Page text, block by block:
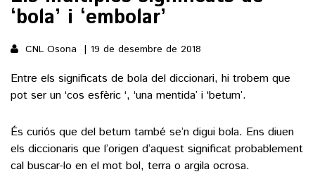
ACTUALITAT
SOCIETAT
ECONOMIA
FUTBOL
HOQUEI PATINS
CULTURA
‘bola’ i ‘embolar’
CNL Osona 19 de desembre de 2018
Entre els significats de bola del diccionari, hi trobem que
pot ser un ‘cos esfèric ‘, ‘una mentida’ i ‘betum’.
És curiós que del betum també se’n digui bola. Ens diuen
els diccionaris que l’origen d’aquest significat probablement
cal buscar-lo en el mot bol, terra o argila ocrosa.